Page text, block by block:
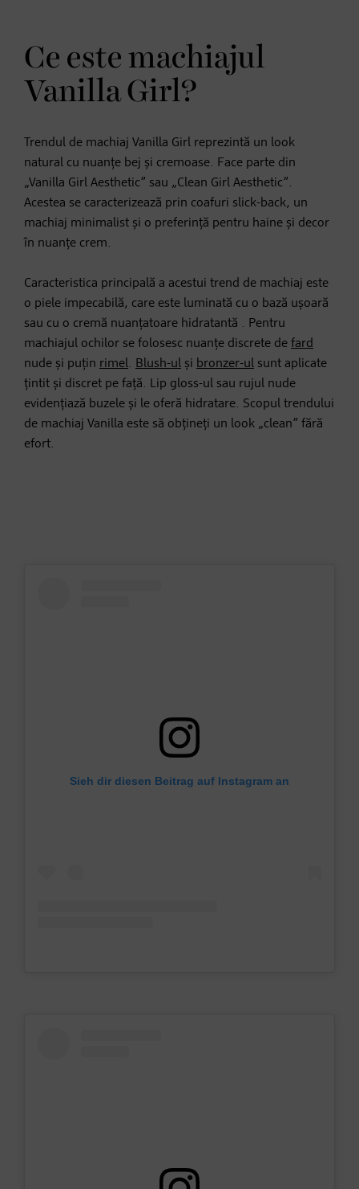
Ce este machiajul
Vanilla Girl?
Trendul de machiaj Vanilla Girl reprezintă un look
natural cu nuanțe bej și cremoase. Face parte din
„Vanilla Girl Aesthetic” sau „Clean Girl Aesthetic”.
Acestea se caracterizează prin coafuri slick-back, un
machiaj minimalist și o preferință pentru haine și decor
în nuanțe crem.
Caracteristica principală a acestui trend de machiaj este
o piele impecabilă, care este luminată cu o bază ușoară
sau cu o cremă nuanțatoare hidratantă . Pentru
machiajul ochilor se folosesc nuanțe discrete de fard
nude și puțin rimel. Blush-ul și bronzer-ul sunt aplicate
țintit și discret pe față. Lip gloss-ul sau rujul nude
evidențiază buzele și le oferă hidratare. Scopul trendului
de machiaj Vanilla este să obțineți un look „clean” fără
efort.
Sieh dir diesen Beitrag auf Instagram an